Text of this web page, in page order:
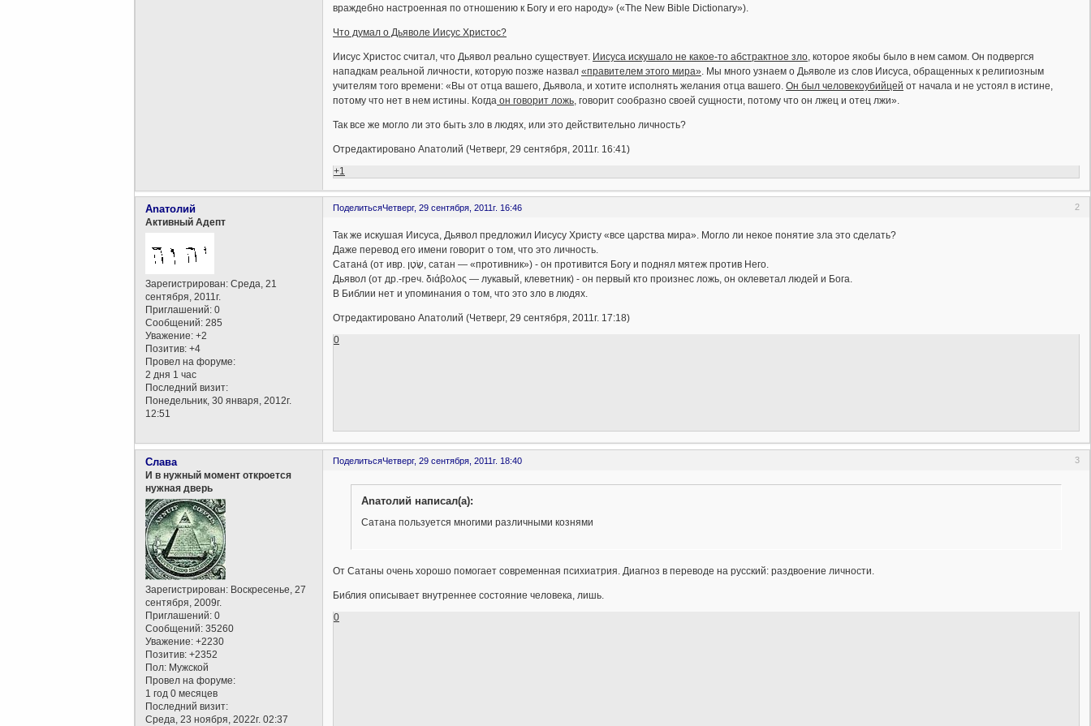
враждебно настроенная по отношению к Богу и его народу» («The New Bible Dictionary»).
Что думал о Дьяволе Иисус Христос?
Иисус Христос считал, что Дьявол реально существует. Иисуса искушало не какое-то абстрактное зло,которое якобы было в нем самом. Он подвергся
нападкам реальной личности, которую позже назвал «правителем этого мира». Мы много узнаем о Дьяволе из слов Иисуса, обращенных к религиозным
учителям того времени: «Вы от отца вашего, Дьявола, и хотите исполнять желания отца вашего. Он был человекоубийцей от начала и не устоял в истине,
потому что нет в нем истины. Когдаон говорит ложь, говорит сообразно своей сущности, потому что он лжец и отец лжи».
Так все же могло ли это быть зло в людях, или это действительно личность?
Отредактировано Anaтолий (Четверг, 29 сентября, 2011г. 16:41)
+1
Поделиться 2
Четверг, 29 сентября, 2011г. 16:46
Anaтолий
Активный Адепт
Зарегистрирован: Среда, 21
сентября, 2011г.
Приглашений: 0
Сообщений: 285
Уважение: +2
Позитив: +4
Провел на форуме:
2 дня 1 час
Последний визит:
Понедельник, 30 января, 2012г.
12:51
Так же искушая Иисуса, Дьявол предложил Иисусу Христу «все царства мира». Могло ли некое понятие зла это сделать?
Даже перевод его имени говорит о том, что это личность.
Сатана́ (от ивр. שָׂטָן‎, сатан — «противник») - он противится Богу и поднял мятеж против Него.
Дьявол (от др.-греч. διάβολος — лукавый, клеветник) - он первый кто произнес ложь, он оклеветал людей и Бога.
В Библии нет и упоминания о том, что это зло в людях.
Отредактировано Anaтолий (Четверг, 29 сентября, 2011г. 17:18)
0
Поделиться 3
Четверг, 29 сентября, 2011г. 18:40
Слава
И в нужный момент откроется
нужная дверь
Зарегистрирован: Воскресенье, 27
сентября, 2009г.
Приглашений: 0
Сообщений: 35260
Уважение: +2230
Позитив: +2352
Пол: Мужской
Провел на форуме:
1 год 0 месяцев
Последний визит:
Среда, 23 ноября, 2022г. 02:37
Anaтолий написал(а):
Сатана пользуется многими различными кознями
От Сатаны очень хорошо помогает современная психиатрия. Диагноз в переводе на русский: раздвоение личности.
Библия описывает внутреннее состояние человека, лишь.
0